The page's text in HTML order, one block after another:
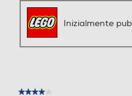
Inizialmente
★★★★★
★★★★★